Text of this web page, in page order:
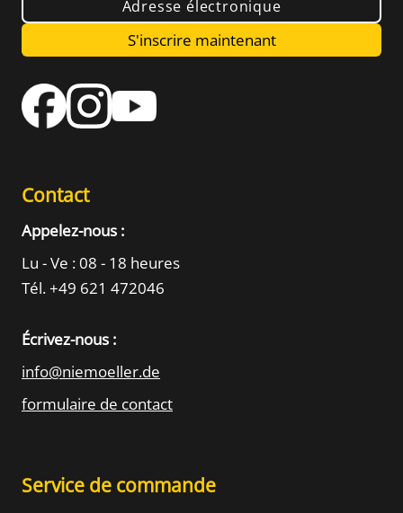
Adresse électronique
S'inscrire maintenant
Contact
Appelez-nous :
Lu - Ve : 08 - 18 heures
Tél. +49 621 472046
Écrivez-nous :
info@niemoeller.de
formulaire de contact
Service de commande